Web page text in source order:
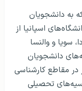
به دانشجویان
اسپانیا از
سویا و والنسا
دانشجویان
در مقاطع کارشناسی
تحصیلی